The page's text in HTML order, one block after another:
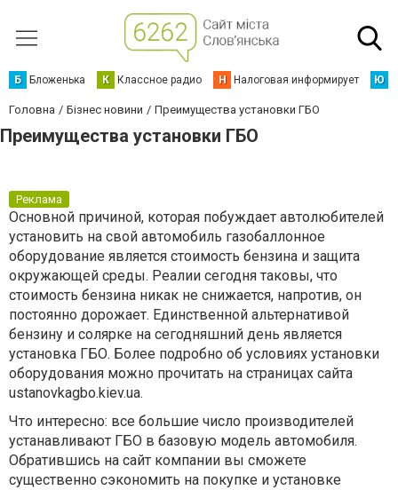
Б Бложенька К Классное радио Н Налоговая информирует Ю
Головна Бізнес новини Преимущества установки ГБО
Преимущества установки ГБО
Реклама
Основной причиной, которая побуждает автолюбителей
установить на свой автомобиль газобаллонное
оборудование является стоимость бензина и защита
окружающей среды. Реалии сегодня таковы, что
стоимость бензина никак не снижается, напротив, он
постоянно дорожает. Единственной альтернативой
бензину и солярке на сегодняшний день является
установка ГБО. Более подробно об условиях установки
оборудования можно прочитать на страницах сайта
ustanovkagbo.kiev.ua.
Что интересно: все большие число производителей
устанавливают ГБО в базовую модель автомобиля.
Обратившись на сайт компании вы сможете
существенно сэкономить на покупке и установке